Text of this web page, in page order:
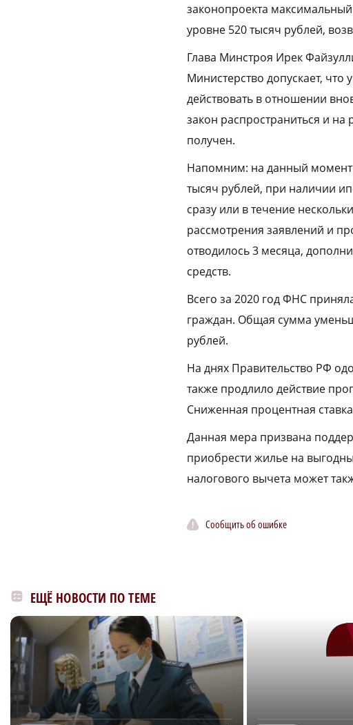
законопроекта
уровне 520 тысяч рублей,
Глава Минстроя Ирек
Министерство допускает, что
действовать в отношении
закон распространиться и
получен.
Напомним: на данный момент
тысяч рублей, при наличии
сразу или в течение
рассмотрения заявлений и
отводилось 3 месяца,
средств.
Всего за 2020 год ФНС
граждан. Общая сумма
рублей.
На днях Правительство РФ
также продлило действие
Сниженная процентная
Данная мера призвана
приобрести жилье на
налогового вычета может
Сообщить об ошибке
ЕЩЁ НОВОСТИ ПО ТЕМЕ